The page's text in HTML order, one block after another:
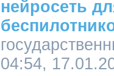
нейросеть
04:54,